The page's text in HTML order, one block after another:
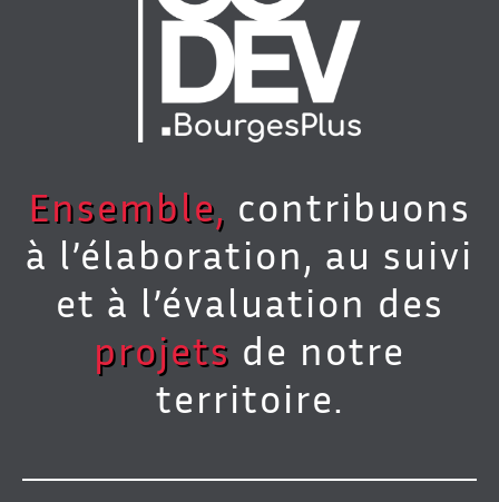
Ensemble, contribuons
à l’élaboration, au suivi
et à l’évaluation des
projets de notre
territoire.